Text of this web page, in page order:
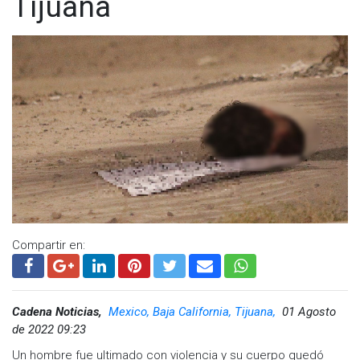
De acuerdo al reporte de las autoridades en el lugar también
se localizó un denominado “narcomensaje”, el cual no fue
dado a conocer por las autoridades.
Posteriormente el caso quedó a cargo de la Fiscalía General
del Estado, quienes después del procesamiento dieron
orden de traslado del cuerpo de aproximadamente 45 años
de edad a las instalaciones del Servicio Médico Forense.
Compartir en:
Cadena Noticias, Mexico, Baja California, Tijuana, 01 Agosto
de 2022 09:23
Un hombre fue ultimado con violencia y su cuerpo quedó